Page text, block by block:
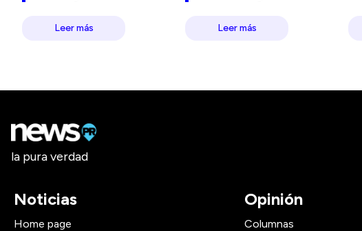
Leer más Leer más
la pura verdad
Noticias
Home page
Opinión
Columnas